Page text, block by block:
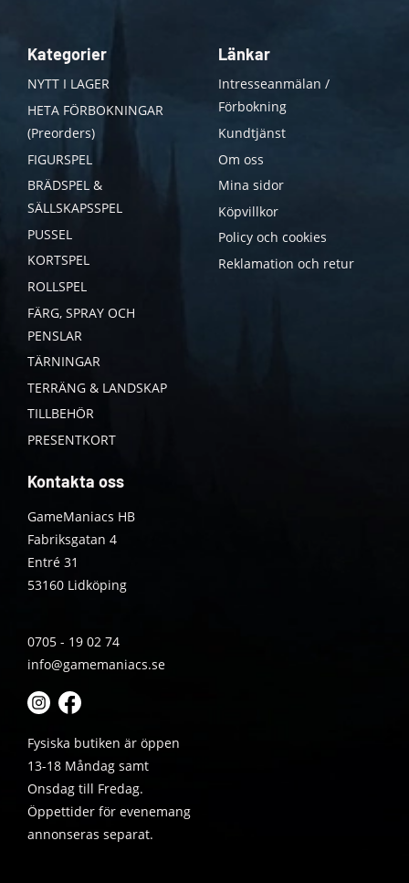
Kategorier
NYTT I LAGER
HETA FÖRBOKNINGAR
(Preorders)
FIGURSPEL
BRÄDSPEL &
SÄLLSKAPSSPEL
PUSSEL
KORTSPEL
ROLLSPEL
FÄRG, SPRAY OCH
PENSLAR
TÄRNINGAR
TERRÄNG & LANDSKAP
TILLBEHÖR
PRESENTKORT
Länkar
Intresseanmälan /
Förbokning
Kundtjänst
Om oss
Mina sidor
Köpvillkor
Policy och cookies
Reklamation och retur
Kontakta oss
GameManiacs HB
Fabriksgatan 4
Entré 31
53160 Lidköping
0705 - 19 02 74
info@gamemaniacs.se
Fysiska butiken är öppen
13-18 Måndag samt
Onsdag till Fredag.
Öppettider för evenemang
annonseras separat.